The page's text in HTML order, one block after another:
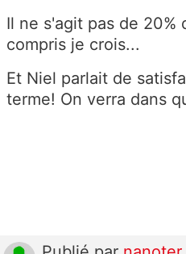
Il ne s'agit pas de 20%
compris je crois...
Et Niel parlait de
terme! On verra dans